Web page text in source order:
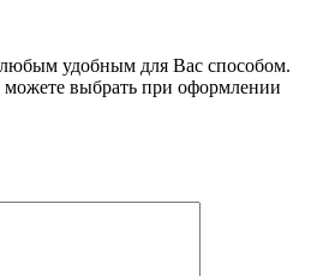
удобным для Вас способом.
выбрать при оформлении